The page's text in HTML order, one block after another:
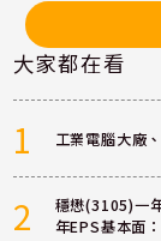
大家都在看
1 工業電腦大廠
2
穩懋(3105)一
年EPS基本面